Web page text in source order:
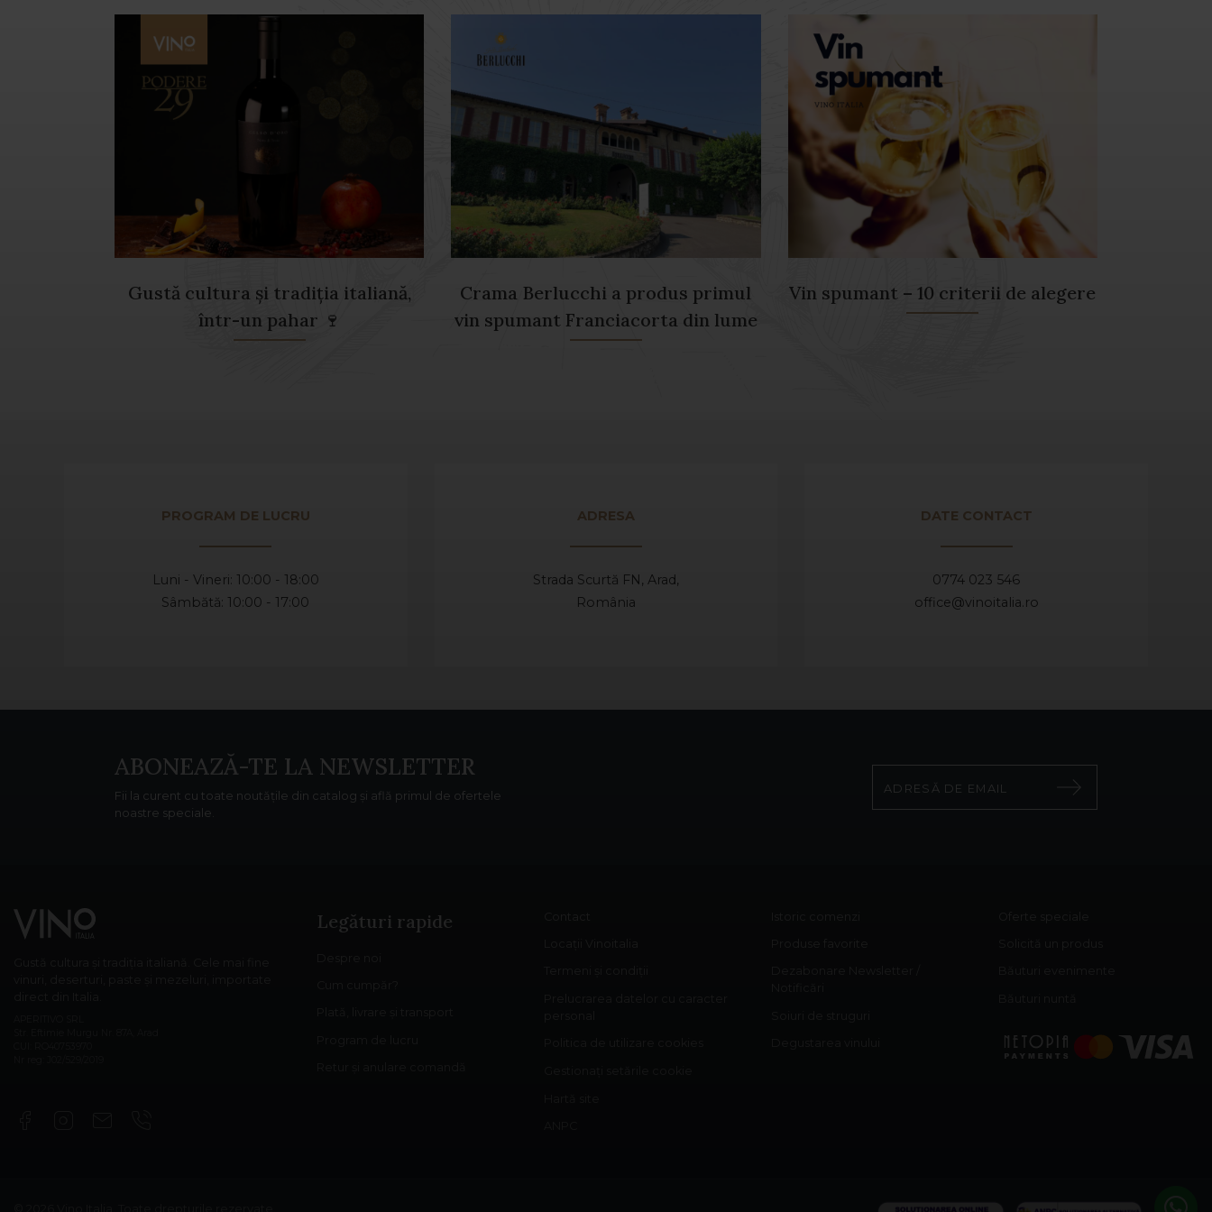
Gustă cultura și tradiția italiană,
într-un pahar 🍷
Crama Berlucchi a produs primul
vin spumant Franciacorta din lume
Vin spumant – 10 criterii de alegere
PROGRAM DE LUCRU
Luni - Vineri: 10:00 - 18:00
Sâmbătă: 10:00 - 17:00
ADRESA
Strada Scurtă FN, Arad,
România
DATE CONTACT
0774 023 546
office@vinoitalia.ro
ABONEAZĂ-TE LA NEWSLETTER
Fii la curent cu toate noutățile din catalog și află primul de ofertele
noastre speciale.
Legături rapide